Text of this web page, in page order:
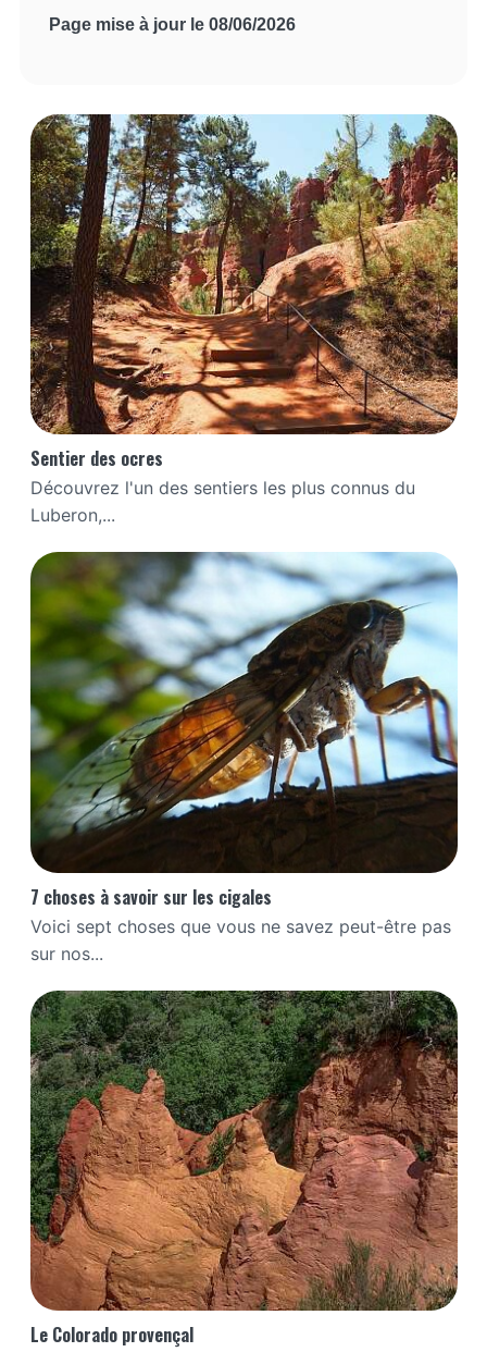
Page mise à jour le 08/06/2026
Sentier des ocres
Découvrez l'un des sentiers les plus connus du
Luberon,...
7 choses à savoir sur les cigales
Voici sept choses que vous ne savez peut-être pas
sur nos...
Le Colorado provençal